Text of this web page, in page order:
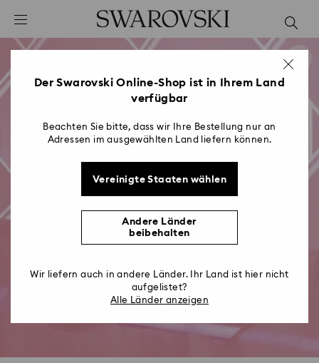
Liste Tastaturkürzel
0 - Header
2 - Footer
Der Swarovski Online-Shop ist in Ihrem Land
verfügbar
Beachten Sie bitte, dass wir Ihre Bestellung nur an
Adressen im ausgewählten Land liefern können.
Vereinigte Staaten wählen
Andere Länder
beibehalten
Wir liefern auch in andere Länder. Ihr Land ist hier nicht
aufgelistet?
Alle Länder anzeigen